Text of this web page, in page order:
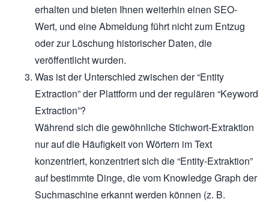
erhalten und bieten Ihnen weiterhin einen SEO-
Wert, und eine Abmeldung führt nicht zum Entzug
oder zur Löschung historischer Daten, die
veröffentlicht wurden.
Was ist der Unterschied zwischen der “Entity
Extraction” der Plattform und der regulären “Keyword
Extraction”?
Während sich die gewöhnliche Stichwort-Extraktion
nur auf die Häufigkeit von Wörtern im Text
konzentriert, konzentriert sich die “Entity-Extraktion”
auf bestimmte Dinge, die vom Knowledge Graph der
Suchmaschine erkannt werden können (z. B.